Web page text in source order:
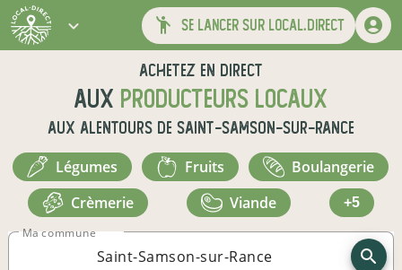
se lancer sur local.direct
Achetez en direct
aux producteurs locaux
aux alentours de Saint-Samson-sur-Rance
légumes fruits
boulangerie
crèmerie
viande +5
Ma commune